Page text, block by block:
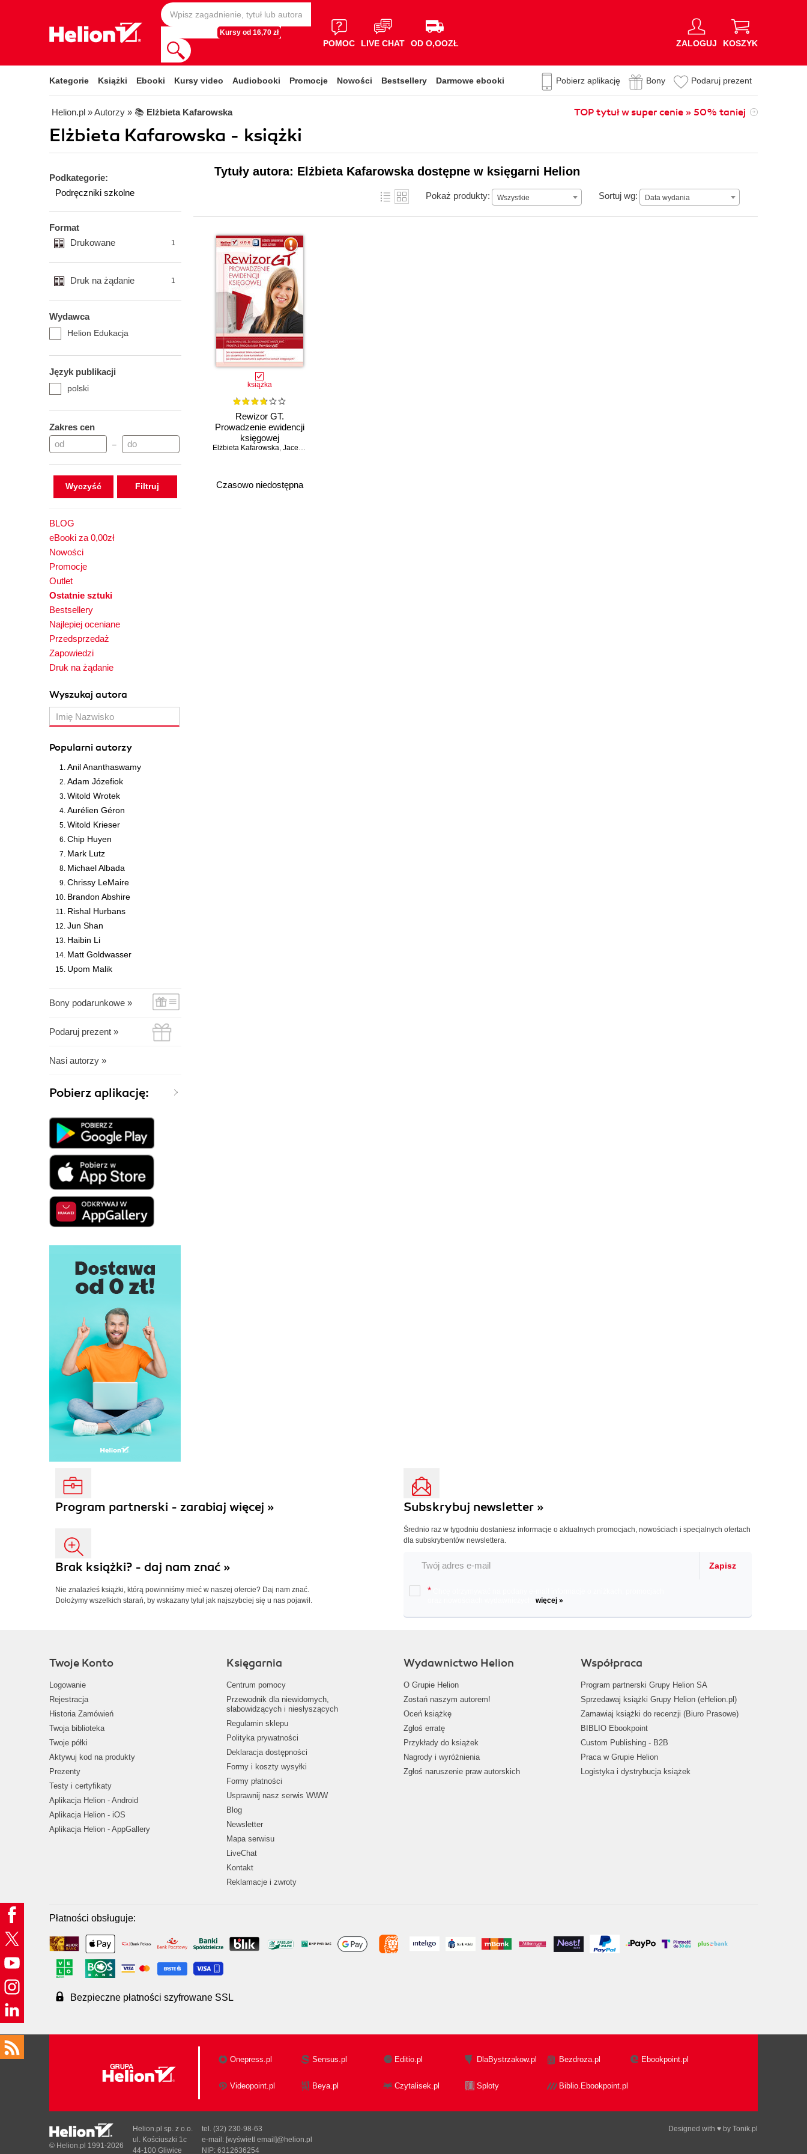
Kursy od 16,70 zł
POMOC LIVE CHAT OD O,OOZŁ ZALOGUJ KOSZYK
Kategorie Książki Ebooki Kursy video Audiobooki Promocje Nowości Bestsellery Darmowe ebooki Pobierz aplikację Bony Podaruj prezent
Helion.pl » Autorzy » 📚 Elżbieta Kafarowska TOP tytuł w super cenie » 50% taniej
Elżbieta Kafarowska - książki
Podkategorie:
Podręczniki szkolne
Format
Drukowane
1
Druk na żądanie 1
Wydawca
Helion Edukacja
Język publikacji
polski
Zakres cen
–
Wyczyść
BLOG
eBooki za 0,00zł
Nowości
Promocje
Outlet
Ostatnie sztuki
Bestsellery
Najlepiej oceniane
Przedsprzedaż
Zapowiedzi
Druk na żądanie
Wyszukaj autora
Popularni autorzy
Anil Ananthaswamy
Adam Józefiok
Witold Wrotek
Aurélien Géron
Witold Krieser
Chip Huyen
Mark Lutz
Michael Albada
Chrissy LeMaire
Brandon Abshire
Rishal Hurbans
Jun Shan
Haibin Li
Matt Goldwasser
Upom Malik
Bony podarunkowe »
Podaruj prezent »
Nasi autorzy »
Pobierz aplikację:
Tytuły autora: Elżbieta Kafarowska dostępne w księgarni Helion
Pokaż produkty: Wszystkie Sortuj wg: Data wydania
Data wydania
książka
Rewizor GT.
Prowadzenie ewidencji
księgowej
Elżbieta Kafarowska, Jacek Sztyler
Czasowo niedostępna
Program partnerski - zarabiaj więcej »
Brak książki? - daj nam znać »
Nie znalazłeś książki, którą powinniśmy mieć w naszej ofercie? Daj nam znać.
Dołożymy wszelkich starań, by wskazany tytuł jak najszybciej się u nas pojawił.
Subskrybuj newsletter »
Średnio raz w tygodniu dostaniesz informacje o aktualnych promocjach, nowościach i specjalnych ofertach
dla subskrybentów newslettera.
Zapisz
*
więcej »
Twoje Konto
Logowanie
Rejestracja
Historia Zamówień
Twoja biblioteka
Twoje półki
Aktywuj kod na produkty
Prezenty
Testy i certyfikaty
Aplikacja Helion - Android
Aplikacja Helion - iOS
Aplikacja Helion - AppGallery
Księgarnia
Centrum pomocy
Przewodnik dla niewidomych,
słabowidzących i niesłyszących
Regulamin sklepu
Polityka prywatności
Deklaracja dostępności
Formy i koszty wysyłki
Formy płatności
Usprawnij nasz serwis WWW
Blog
Newsletter
Mapa serwisu
LiveChat
Kontakt
Reklamacje i zwroty
Wydawnictwo Helion
O Grupie Helion
Zostań naszym autorem!
Oceń książkę
Zgłoś erratę
Przykłady do książek
Nagrody i wyróżnienia
Zgłoś naruszenie praw autorskich
Współpraca
Program partnerski Grupy Helion SA
Sprzedawaj książki Grupy Helion (eHelion.pl)
Zamawiaj książki do recenzji (Biuro Prasowe)
BIBLIO Ebookpoint
Custom Publishing - B2B
Praca w Grupie Helion
Logistyka i dystrybucja książek
Płatności obsługuje:
Bezpieczne płatności szyfrowane SSL
Onepress.pl Sensus.pl Editio.pl DlaBystrzakow.pl Bezdroza.pl Ebookpoint.pl
Videopoint.pl Beya.pl Czytalisek.pl Sploty Biblio.Ebookpoint.pl
Designed with ♥ by Tonik.pl
© Helion.pl 1991-2026
Helion.pl sp. z o.o.
ul. Kościuszki 1c
44-100 Gliwice
tel. (32) 230-98-63
e-mail: [wyświetl email]@helion.pl
NIP: 6312636254